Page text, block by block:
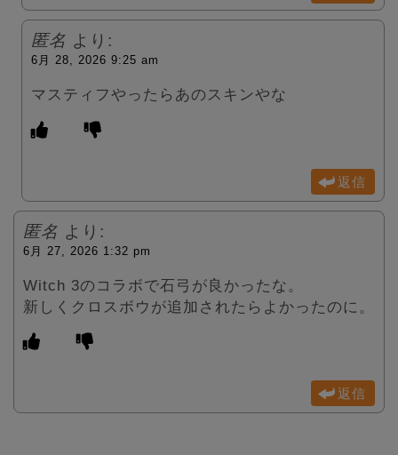
匿名 より:
6月 28, 2026 9:25 am
マスティフやったらあのスキンやな
返信
匿名 より:
6月 27, 2026 1:32 pm
Witch 3のコラボで石弓が良かったな。
新しくクロスボウが追加されたらよかったのに。
返信